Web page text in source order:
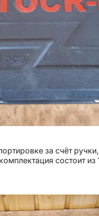
за счёт
состоит из